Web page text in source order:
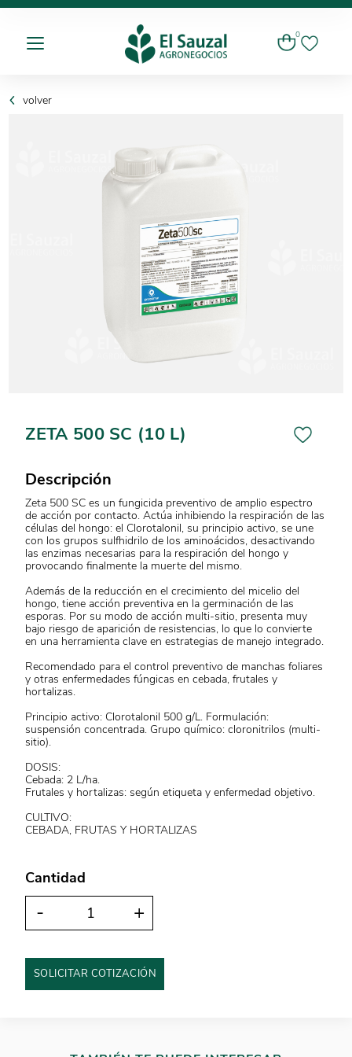
0
volver
ZETA 500 SC (10 L)
Descripción
Zeta 500 SC es un fungicida preventivo de amplio espectro
de acción por contacto. Actúa inhibiendo la respiración de las
células del hongo: el Clorotalonil, su principio activo, se une
con los grupos sulfhidrilo de los aminoácidos, desactivando
las enzimas necesarias para la respiración del hongo y
provocando finalmente la muerte del mismo.
Además de la reducción en el crecimiento del micelio del
hongo, tiene acción preventiva en la germinación de las
esporas. Por su modo de acción multi-sitio, presenta muy
bajo riesgo de aparición de resistencias, lo que lo convierte
en una herramienta clave en estrategias de manejo integrado.
Recomendado para el control preventivo de manchas foliares
y otras enfermedades fúngicas en cebada, frutales y
hortalizas.
Principio activo: Clorotalonil 500 g/L. Formulación:
suspensión concentrada. Grupo químico: cloronitrilos (multi-
sitio).
DOSIS:
Cebada: 2 L/ha.
Frutales y hortalizas: según etiqueta y enfermedad objetivo.
CULTIVO:
CEBADA, FRUTAS Y HORTALIZAS
Cantidad
- +
SOLICITAR COTIZACIÓN